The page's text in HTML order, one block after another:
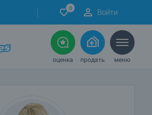
0 Войти
оценка продать меню